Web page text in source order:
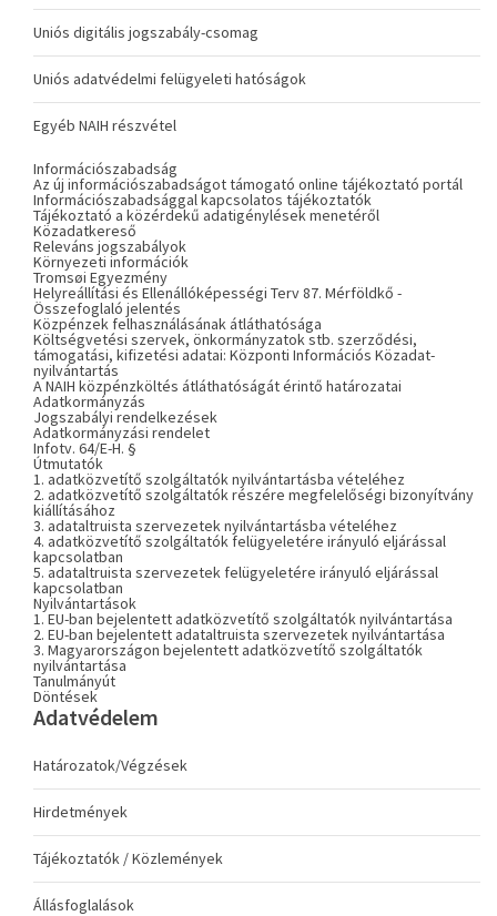
Uniós digitális jogszabály-csomag
Uniós adatvédelmi felügyeleti hatóságok
Egyéb NAIH részvétel
Információszabadság
Az új információszabadságot támogató online tájékoztató portál
Információszabadsággal kapcsolatos tájékoztatók
Tájékoztató a közérdekű adatigénylések menetéről
Közadatkereső
Releváns jogszabályok
Környezeti információk
Tromsøi Egyezmény
Helyreállítási és Ellenállóképességi Terv 87. Mérföldkő -
Összefoglaló jelentés
Közpénzek felhasználásának átláthatósága
Költségvetési szervek, önkormányzatok stb. szerződési,
támogatási, kifizetési adatai: Központi Információs Közadat-
nyilvántartás
A NAIH közpénzköltés átláthatóságát érintő határozatai
Adatkormányzás
Jogszabályi rendelkezések
Adatkormányzási rendelet
Infotv. 64/E-H. §
Útmutatók
1. adatközvetítő szolgáltatók nyilvántartásba vételéhez
2. adatközvetítő szolgáltatók részére megfelelőségi bizonyítvány
kiállításához
3. adataltruista szervezetek nyilvántartásba vételéhez
4. adatközvetítő szolgáltatók felügyeletére irányuló eljárással
kapcsolatban
5. adataltruista szervezetek felügyeletére irányuló eljárással
kapcsolatban
Nyilvántartások
1. EU-ban bejelentett adatközvetítő szolgáltatók nyilvántartása
2. EU-ban bejelentett adataltruista szervezetek nyilvántartása
3. Magyarországon bejelentett adatközvetítő szolgáltatók
nyilvántartása
Tanulmányút
Döntések
Adatvédelem
Határozatok/Végzések
Hirdetmények
Tájékoztatók / Közlemények
Állásfoglalások